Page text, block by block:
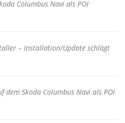
Columbus Navi als POI
– Installation/Update schlägt
dem Skoda Columbus Navi als POI